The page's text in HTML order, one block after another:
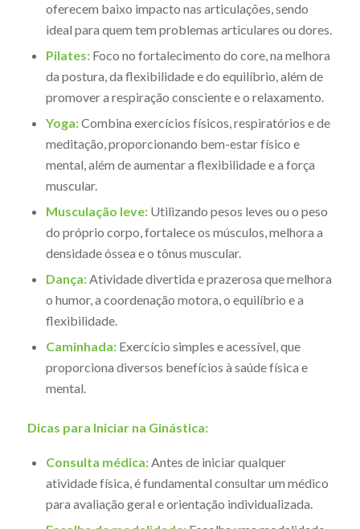
oferecem baixo impacto nas articulações, sendo
ideal para quem tem problemas articulares ou dores.
Pilates:Foco no fortalecimento do core, na melhora
da postura, da flexibilidade e do equilíbrio, além de
promover a respiração consciente e o relaxamento.
Yoga:Combina exercícios físicos, respiratórios e de
meditação, proporcionando bem-estar físico e
mental, além de aumentar a flexibilidade e a força
muscular.
Musculação leve:Utilizando pesos leves ou o peso
do próprio corpo, fortalece os músculos, melhora a
densidade óssea e o tônus muscular.
Dança:Atividade divertida e prazerosa que melhora
o humor, a coordenação motora, o equilíbrio e a
flexibilidade.
Caminhada:Exercício simples e acessível, que
proporciona diversos benefícios à saúde física e
mental.
Dicas para Iniciar na Ginástica:
Consulta médica:Antes de iniciar qualquer
atividade física, é fundamental consultar um médico
para avaliação geral e orientação individualizada.